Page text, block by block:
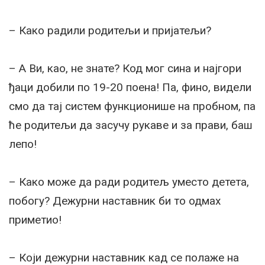
– Како радили родитељи и пријатељи?
– А Ви, као, не знате? Код мог сина и најгори
ђаци добили по 19-20 поена! Па, фино, видели
смо да тај систем функционише на пробном, па
ће родитељи да засучу рукаве и за прави, баш
лепо!
– Како може да ради родитељ уместо детета,
побогу? Дежурни наставник би то одмах
приметио!
– Који дежурни наставник кад се полаже на